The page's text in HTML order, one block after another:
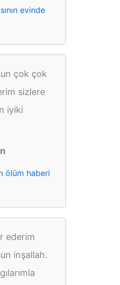
evinde
çok çok
sizlere
iyiki
ölüm haberi
ederim
inşallah.